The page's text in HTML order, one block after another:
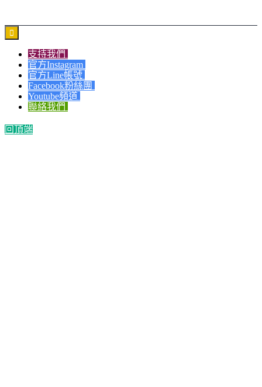

支持我們
官方Instagram
官方Line帳號
Facebook粉絲團
Youtube頻道
聯絡我們
回頂端